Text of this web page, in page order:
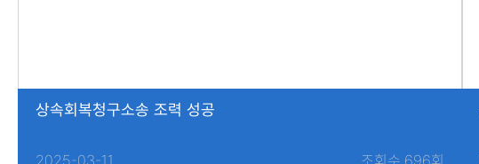
상속회복청구소송 조력 성공